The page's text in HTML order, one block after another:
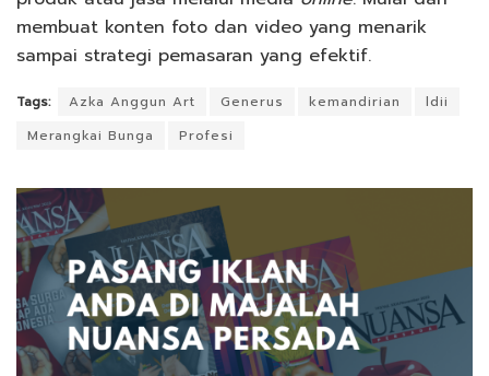
membuat konten foto dan video yang menarik
sampai strategi pemasaran yang efektif.
Tags: Azka Anggun Art Generus kemandirian
ldii
Merangkai Bunga
Profesi